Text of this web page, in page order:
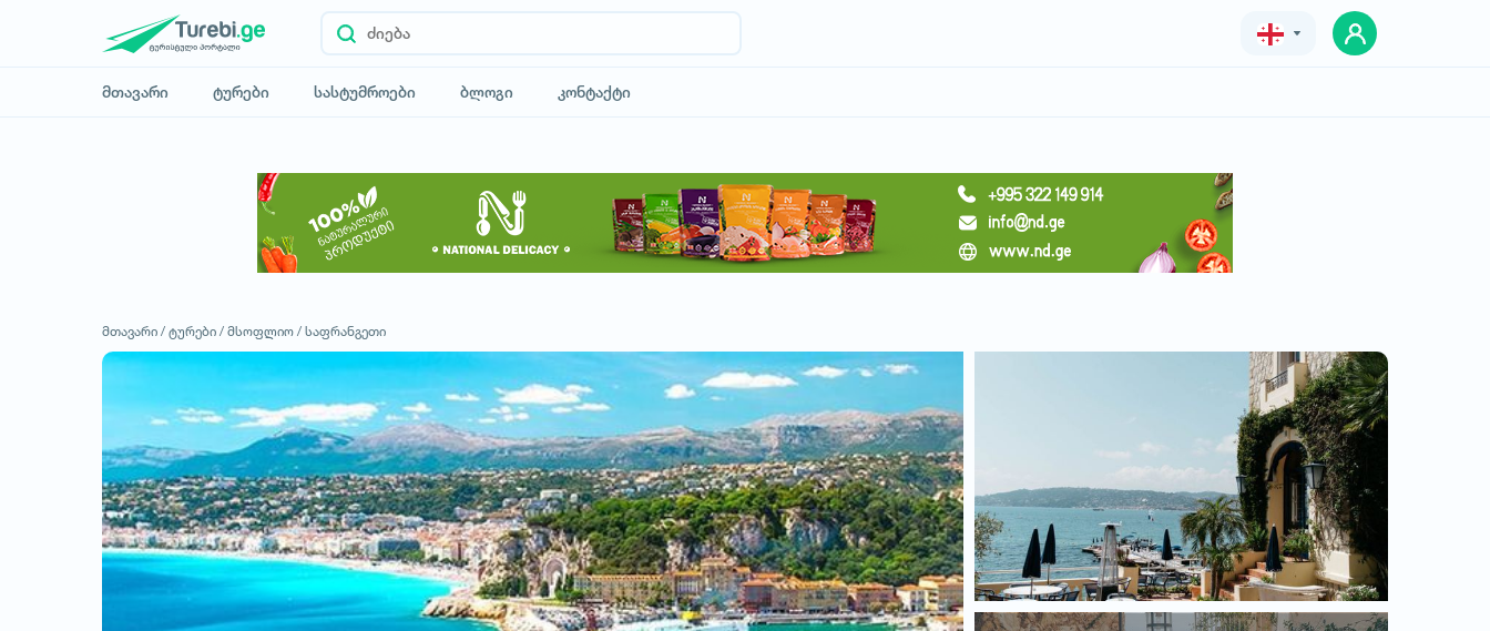
მთავარი ტურები სასტუმროები ბლოგი კონტაქტი
მოითხოვე ტური
მთავარი / ტურები / მსოფლიო / საფრანგეთი